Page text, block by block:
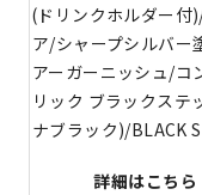
(ドリンクホルダー付
ア/シャープシルバー
アーガーニッシュ/コ
リック ブラックステ
ナブラック)/BLACK
詳細はこちら